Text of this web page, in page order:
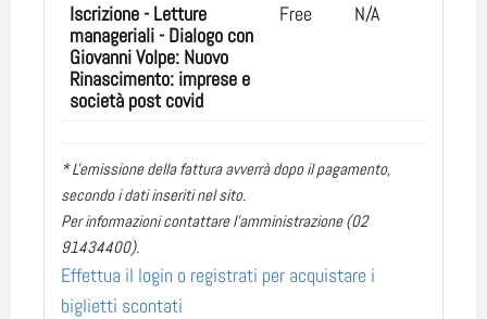
Iscrizione - Letture
manageriali - Dialogo con
Giovanni Volpe: Nuovo
Rinascimento: imprese e
società post covid
Free N/A
* L'emissione della fattura avverrà dopo il pagamento,
secondo i dati inseriti nel sito.
Per informazioni contattare l'amministrazione (02
91434400).
Effettua il login o registrati per acquistare i
biglietti scontati